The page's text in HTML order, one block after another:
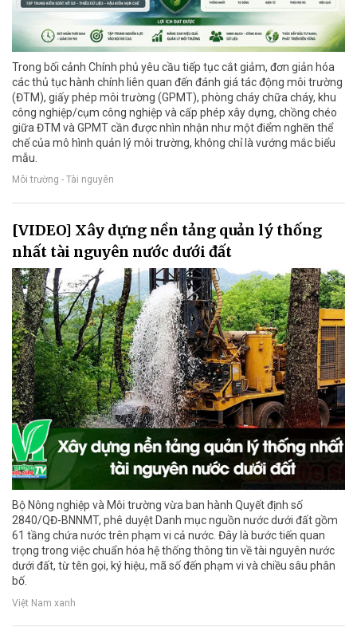
Trong bối cảnh Chính phủ yêu cầu tiếp tục cắt giảm, đơn giản hóa
các thủ tục hành chính liên quan đến đánh giá tác động môi trường
(ĐTM), giấy phép môi trường (GPMT), phòng cháy chữa cháy, khu
công nghiệp/cụm công nghiệp và cấp phép xây dựng, chồng chéo
giữa ĐTM và GPMT cần được nhìn nhận như một điểm nghẽn thể
chế của mô hình quản lý môi trường, không chỉ là vướng mắc biểu
mẫu.
Môi trường - Tài nguyên
[VIDEO] Xây dựng nền tảng quản lý thống
nhất tài nguyên nước dưới đất
Bộ Nông nghiệp và Môi trường vừa ban hành Quyết định số
2840/QĐ-BNNMT, phê duyệt Danh mục nguồn nước dưới đất gồm
61 tầng chứa nước trên phạm vi cả nước. Đây là bước tiến quan
trọng trong việc chuẩn hóa hệ thống thông tin về tài nguyên nước
dưới đất, từ tên gọi, ký hiệu, mã số đến phạm vi và chiều sâu phân
bố.
Việt Nam xanh